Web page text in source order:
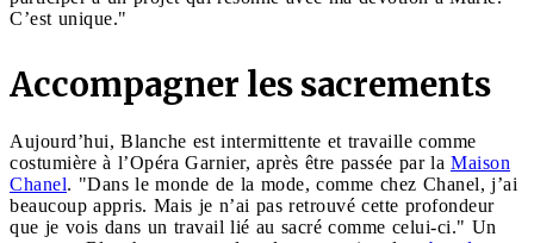
C’est unique."
Accompagner les sacrements
Aujourd’hui, Blanche est intermittente et travaille comme
costumière à l’Opéra Garnier, après être passée par la Maison
Chanel. "Dans le monde de la mode, comme chez Chanel, j’ai
beaucoup appris. Mais je n’ai pas retrouvé cette profondeur
que je vois dans un travail lié au sacré comme celui-ci." Un